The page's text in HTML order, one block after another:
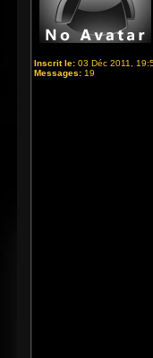
Inscrit le: 03 Déc 2011,
Messages: 19